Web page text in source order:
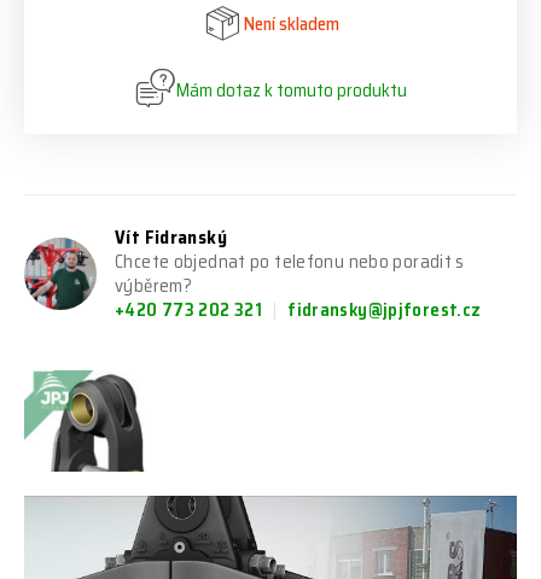
Není skladem
Mám dotaz k tomuto produktu
Vít Fidranský
Chcete objednat po telefonu nebo poradit s
výběrem?
+420 773 202 321
fidransky@jpjforest.cz